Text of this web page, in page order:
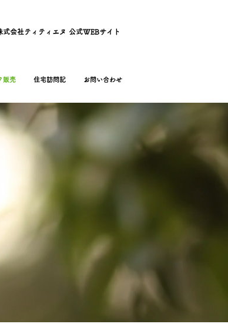
式会社ティティエヌ 公式WEBサイト
販売 住宅訪問記 お問い合わせ